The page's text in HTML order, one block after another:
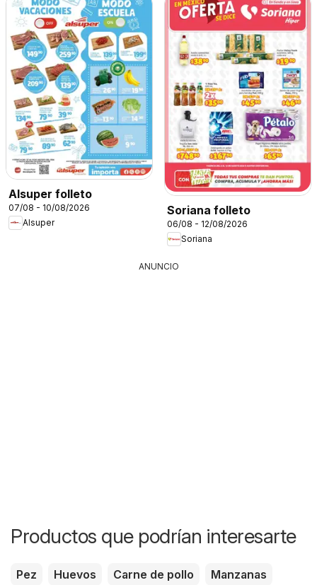
Alsuper folleto
07/08 - 10/08/2026
Alsuper
Soriana folleto
06/08 - 12/08/2026
Soriana
ANUNCIO
Productos que podrían interesarte
Pez Huevos Carne de pollo
Manzanas